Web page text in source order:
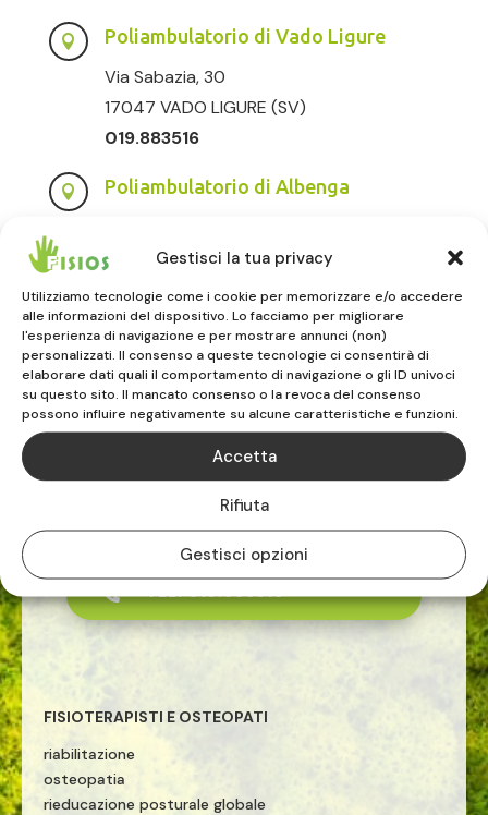
Gestisci la tua privacy
Utilizziamo tecnologie come i cookie per memorizzare e/o accedere
alle informazioni del dispositivo. Lo facciamo per migliorare
l'esperienza di navigazione e per mostrare annunci (non)
personalizzati. Il consenso a queste tecnologie ci consentirà di
elaborare dati quali il comportamento di navigazione o gli ID univoci
su questo sito. Il mancato consenso o la revoca del consenso
possono influire negativamente su alcune caratteristiche e funzioni.
Accetta
Rifiuta
Gestisci opzioni
 Poliambulatorio di Vado Ligure
Via Sabazia, 30
17047 VADO LIGURE (SV)
019.883516
 Poliambulatorio di Albenga
17031 ALBENGA (SV)
0182.232020
FISIOS
 TEL. 019.883516
FISIOTERAPISTI E OSTEOPATI
riabilitazione
osteopatia
rieducazione posturale globale